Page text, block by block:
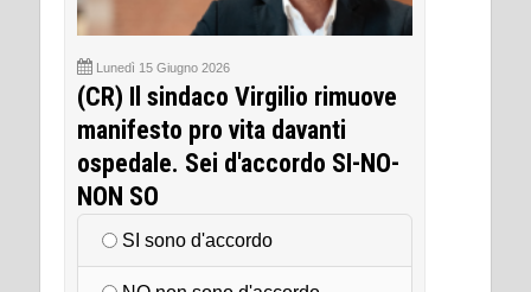
Lunedì 15 Giugno 2026
(CR) Il sindaco Virgilio rimuove
manifesto pro vita davanti
ospedale. Sei d'accordo SI-NO-
NON SO
SI sono d'accordo